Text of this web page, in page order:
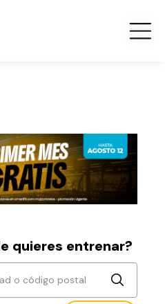
quieres entrenar?
o código postal